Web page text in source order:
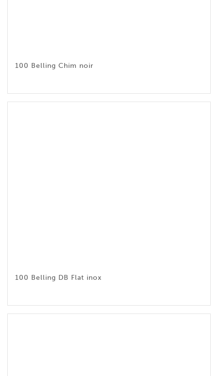
100 Belling Chim noir
100 Belling DB Flat inox